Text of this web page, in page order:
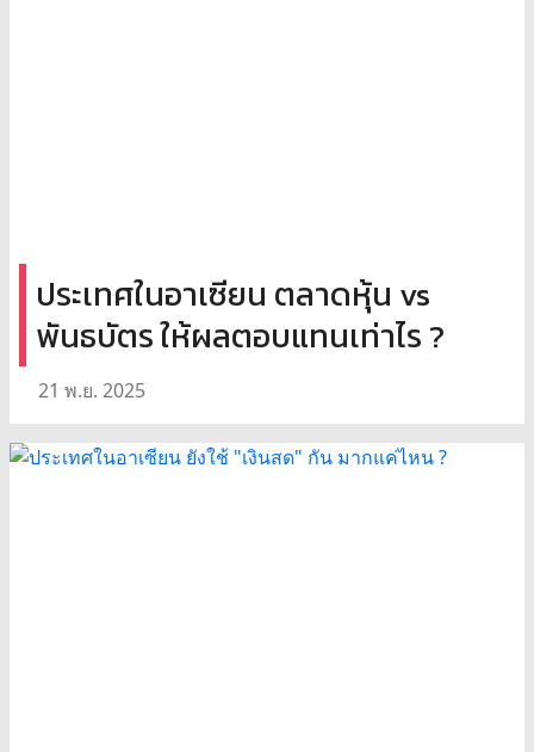
ประเทศในอาเซียน ตลาดหุ้น vs
พันธบัตร ให้ผลตอบแทนเท่าไร ?
21 พ.ย. 2025